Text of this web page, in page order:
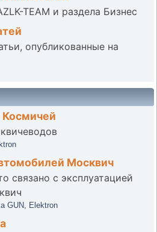
TEAM и раздела Бизнес
опубликованные на
Москвич
связано с эксплуатацией
GUN, Elektron